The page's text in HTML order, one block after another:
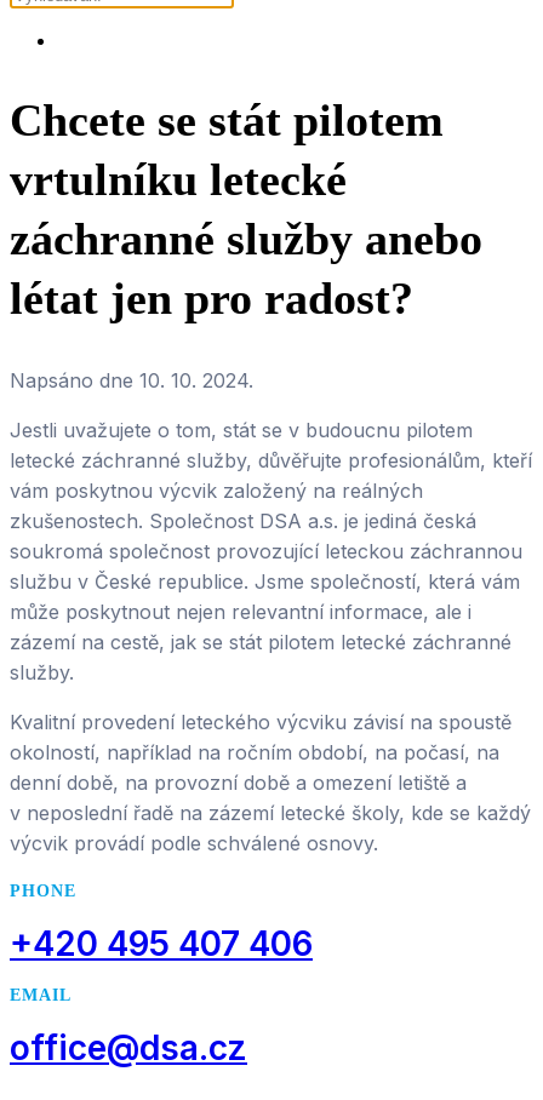
Chcete se stát pilotem
vrtulníku letecké
záchranné služby anebo
létat jen pro radost?
Napsáno dne 10. 10. 2024.
Jestli uvažujete o tom, stát se v budoucnu pilotem
letecké záchranné služby, důvěřujte profesionálům, kteří
vám poskytnou výcvik založený na reálných
zkušenostech. Společnost DSA a.s. je jediná česká
soukromá společnost provozující leteckou záchrannou
službu v České republice. Jsme společností, která vám
může poskytnout nejen relevantní informace, ale i
zázemí na cestě, jak se stát pilotem letecké záchranné
služby.
Kvalitní provedení leteckého výcviku závisí na spoustě
okolností, například na ročním období, na počasí, na
denní době, na provozní době a omezení letiště a
v neposlední řadě na zázemí letecké školy, kde se každý
výcvik provádí podle schválené osnovy.
PHONE
+420 495 407 406
EMAIL
office@dsa.cz